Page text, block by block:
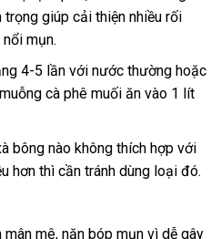
giúp cải thiện nhiều rối
mụn.
4-5 lần với nước thường hoặc
cà phê muối ăn vào 1 lít
bông nào không thích hợp với
hơn thì cần tránh dùng loại đó.
mê, nặn bóp mụn vì dễ gây